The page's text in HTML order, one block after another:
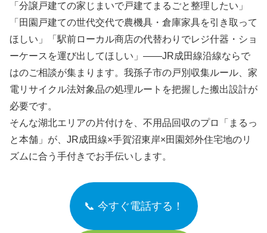
「分譲戸建ての家じまいで戸建てまるごと整理したい」
「田園戸建ての世代交代で農機具・倉庫家具を引き取って
ほしい」「駅前ローカル商店の代替わりでレジ什器・ショ
ーケースを運び出してほしい」――JR成田線沿線ならで
はのご相談が集まります。我孫子市の戸別収集ルール、家
電リサイクル法対象品の処理ルートを把握した搬出設計が
必要です。
そんな湖北エリアの片付けを、不用品回収のプロ「まるっ
と本舗」が、JR成田線×手賀沼東岸×田園郊外住宅地のリ
ズムに合う手付きでお手伝いします。
📞 今すぐ電話する！